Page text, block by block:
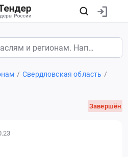
Свердловская область
Завершён